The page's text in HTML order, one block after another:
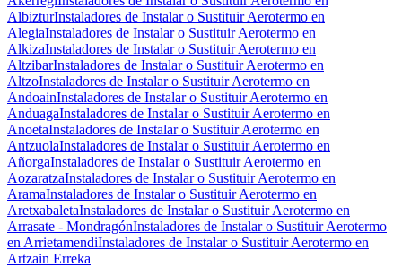
AlbizturInstaladores de Instalar o Sustituir Aerotermo en
AlegiaInstaladores de Instalar o Sustituir Aerotermo en
AlkizaInstaladores de Instalar o Sustituir Aerotermo en
AltzibarInstaladores de Instalar o Sustituir Aerotermo en
AltzoInstaladores de Instalar o Sustituir Aerotermo en
AndoainInstaladores de Instalar o Sustituir Aerotermo en
AnduagaInstaladores de Instalar o Sustituir Aerotermo en
AnoetaInstaladores de Instalar o Sustituir Aerotermo en
AntzuolaInstaladores de Instalar o Sustituir Aerotermo en
AñorgaInstaladores de Instalar o Sustituir Aerotermo en
AozaratzaInstaladores de Instalar o Sustituir Aerotermo en
AramaInstaladores de Instalar o Sustituir Aerotermo en
AretxabaletaInstaladores de Instalar o Sustituir Aerotermo en
Arrasate - MondragónInstaladores de Instalar o Sustituir Aerotermo
en ArrietamendiInstaladores de Instalar o Sustituir Aerotermo en
Artzain Erreka